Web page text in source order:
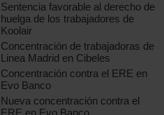
Sentencia favorable al derecho de
huelga de los trabajadores de
Koolair
Concentración de trabajadoras de
Linea Madrid en Cibeles
Concentración contra el ERE en
Evo Banco
Nueva concentración contra el
ERE en Evo Banco